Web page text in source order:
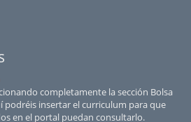
completamente la sección Bolsa
podréis insertar el curriculum para que
en el portal puedan consultarlo.